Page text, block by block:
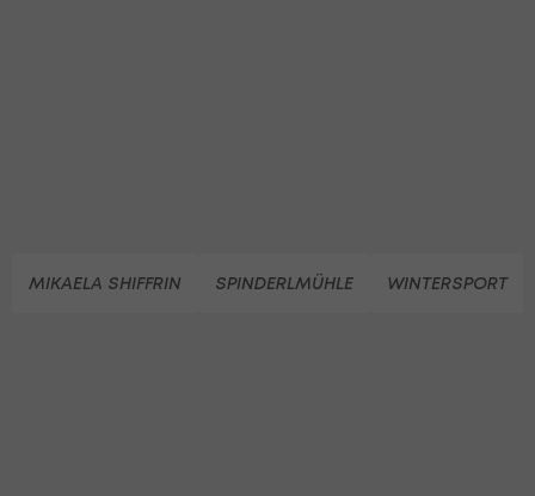
MIKAELA SHIFFRIN SPINDERLMÜHLE WINTERSPORT